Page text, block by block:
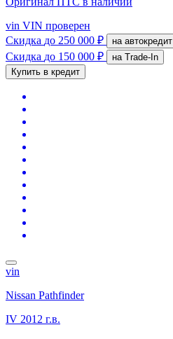
vin VIN проверен
Скидка до 250 000 ₽ на автокредит
Скидка до 150 000 ₽
на Trade-In
Купить в кредит
vin
Nissan Pathfinder
IV 2012 г.в.